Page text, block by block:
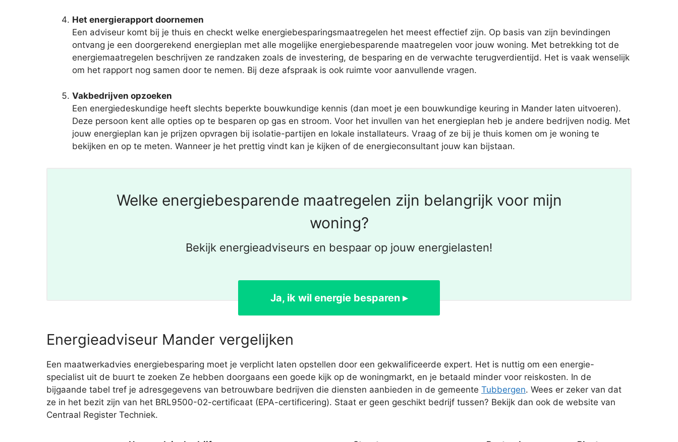
Het energierapport doornemen
Een adviseur komt bij je thuis en checkt welke energiebesparingsmaatregelen het meest effectief zijn. Op basis van zijn bevindingen
ontvang je een doorgerekend energieplan met alle mogelijke energiebesparende maatregelen voor jouw woning. Met betrekking tot de
energiemaatregelen beschrijven ze randzaken zoals de investering, de besparing en de verwachte terugverdientijd. Het is vaak wenselijk
om het rapport nog samen door te nemen. Bij deze afspraak is ook ruimte voor aanvullende vragen.
Vakbedrijven opzoeken
Een energiedeskundige heeft slechts beperkte bouwkundige kennis (dan moet je een bouwkundige keuring in Mander laten uitvoeren).
Deze persoon kent alle opties op te besparen op gas en stroom. Voor het invullen van het energieplan heb je andere bedrijven nodig. Met
jouw energieplan kan je prijzen opvragen bij isolatie-partijen en lokale installateurs. Vraag of ze bij je thuis komen om je woning te
bekijken en op te meten. Wanneer je het prettig vindt kan je kijken of de energieconsultant jouw kan bijstaan.
Welke energiebesparende maatregelen zijn belangrijk voor mijn
woning?
Bekijk energieadviseurs en bespaar op jouw energielasten!
Ja, ik wil energie besparen ▸
Energieadviseur Mander vergelijken
Een maatwerkadvies energiebesparing moet je verplicht laten opstellen door een gekwalificeerde expert. Het is nuttig om een energie-
specialist uit de buurt te zoeken Ze hebben doorgaans een goede kijk op de woningmarkt, en je betaald minder voor reiskosten. In de
bijgaande tabel tref je adresgegevens van betrouwbare bedrijven die diensten aanbieden in de gemeente Tubbergen. Wees er zeker van dat
ze in het bezit zijn van het BRL9500-02-certificaat (EPA-certificering). Staat er geen geschikt bedrijf tussen? Bekijk dan ook de website van
Centraal Register Techniek.